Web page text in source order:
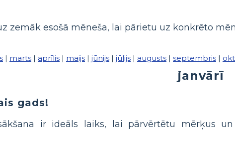
zemāk esošā mēneša, lai pārietu uz konkrēto
| marts | aprīlis | maijs | jūnijs | jūlijs | augusts | septembris |
janvārī
gads!
ir ideāls laiks, lai pārvērtētu mērķus